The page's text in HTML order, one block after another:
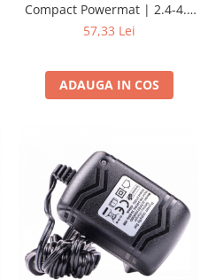
Compact Powermat | 2.4-4.8
mm | Compact 20cm
57,33 Lei
ADAUGA IN COS